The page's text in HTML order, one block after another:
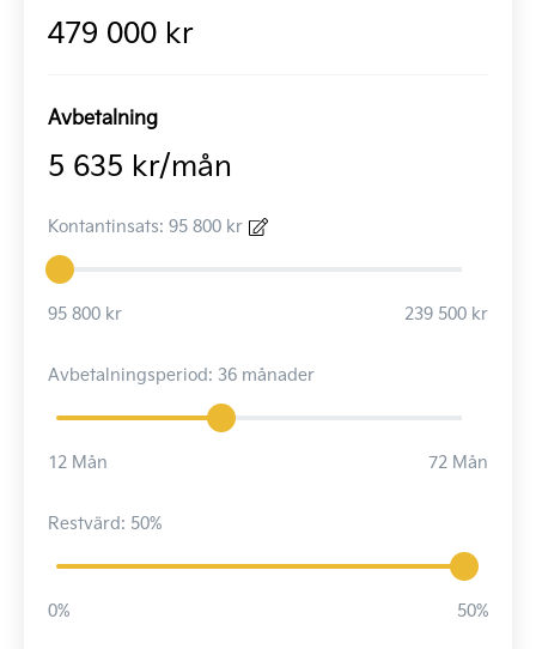
479 000 kr
Avbetalning
5 635 kr/mån
Kontantinsats: 95 800 kr
95 800 kr 239 500 kr
Avbetalningsperiod: 36 månader
12 Mån 72 Mån
Restvärd: 50%
0% 50%